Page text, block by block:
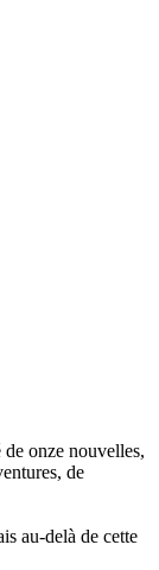
onze nouvelles,
de
au-delà de cette